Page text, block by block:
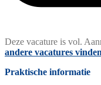
Deze vacature is vol.
andere vacatures
Praktische informatie